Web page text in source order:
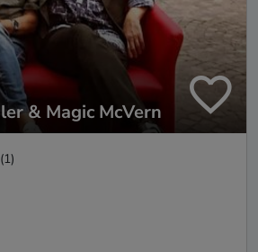
& Magic McVern
(1)